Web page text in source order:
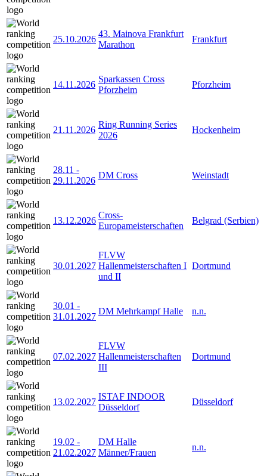
25.10.2026
43. Mainova Frankfurt
Marathon
Frankfurt
14.11.2026
Sparkassen Cross
Pforzheim
Pforzheim
21.11.2026
Ring Running Series
2026
Hockenheim
28.11 -
29.11.2026
DM Cross Weinstadt
13.12.2026
Cross-
Europameisterschaften
Belgrad (Serbien)
30.01.2027
FLVW
Hallenmeisterschaften I
und II
Dortmund
30.01 -
31.01.2027
DM Mehrkampf Halle n.n.
07.02.2027
FLVW
Hallenmeisterschaften
III
Dortmund
13.02.2027
ISTAF INDOOR
Düsseldorf
Düsseldorf
19.02 -
21.02.2027
DM Halle
Männer/Frauen
n.n.